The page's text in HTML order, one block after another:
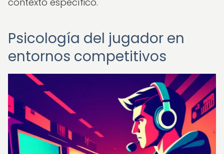
Psicología del jugador en
entornos competitivos